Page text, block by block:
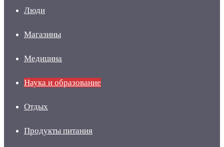
Люди
Магазины
Медицина
Наука и образование
Отдых
Продукты питания